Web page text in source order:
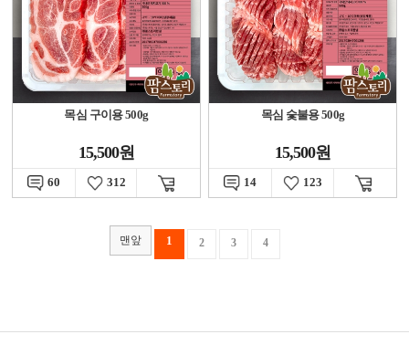
목심 구이용 500g
15,500원
60 312
목심 숯불용 500g
15,500원
14 123
맨앞 1 2 3 4